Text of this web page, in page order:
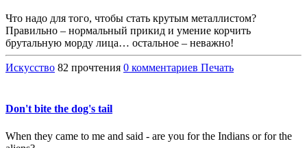
Что надо для того, чтобы стать крутым металлистом?
Правильно – нормальный прикид и умение корчить
брутальную морду лица… остальное – неважно!
Искусство 82 прочтения 0 комментариев Печать
Don't bite the dog's tail
When they came to me and said - are you for the Indians or for the